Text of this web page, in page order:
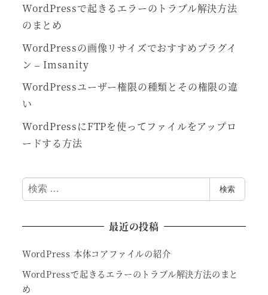
WordPressで起きるエラーのトラブル解決方法
のまとめ
WordPressの画像リサイズでおすすめプラグイ
ン – Imsanity
WordPressユーザー権限の種類とその権限の違
い
WordPressにFTPを使ってファイルをアップロ
ードする方法
検
索
検索
最近の投稿
WordPress 本体コアファイルの紹介
WordPressで起きるエラーのトラブル解決方法のまと
め